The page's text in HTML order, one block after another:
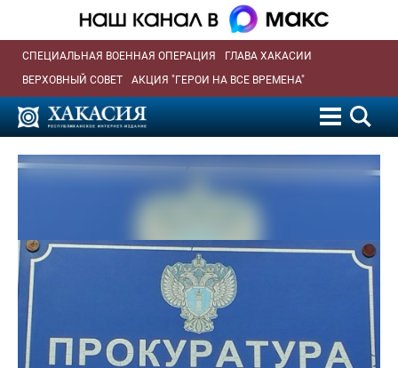
СПЕЦИАЛЬНАЯ ВОЕННАЯ ОПЕРАЦИЯ
ГЛАВА ХАКАСИИ
ВЕРХОВНЫЙ СОВЕТ
АКЦИЯ "ГЕРОИ НА ВСЕ ВРЕМЕНА"